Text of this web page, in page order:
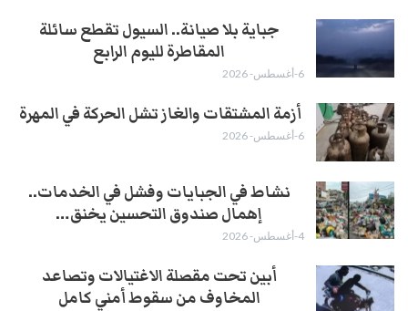
جباية بلا صيانة.. السيول تقطع سائلة
المقاطرة لليوم الرابع
6-أغسطس- 2026
أزمة المشتقات والغاز تشل الحركة في المهرة ​
6-أغسطس- 2026
نشاط في الجبايات وفشل في الخدمات..
إهمال صندوق التحسين يخنق…
4-أغسطس- 2026
أبين تحت مقصلة الاغتيالات وتصاعد
المخاوف من سقوط أمني كامل